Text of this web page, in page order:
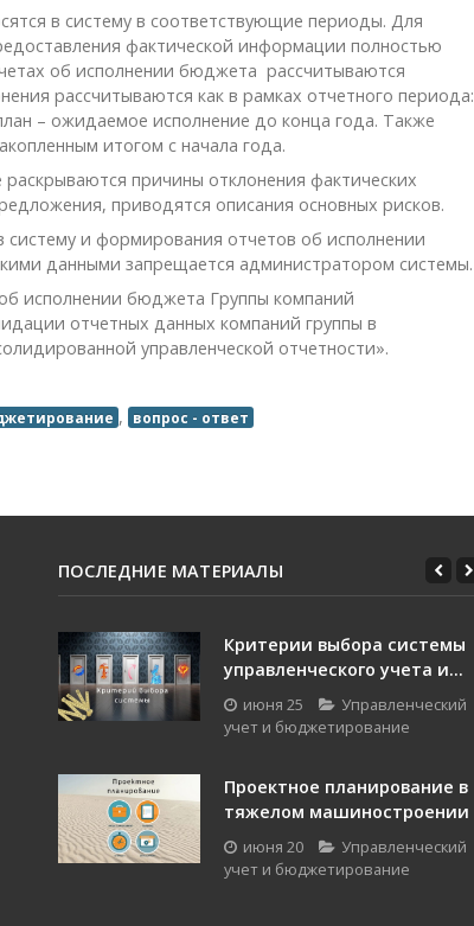
в систему в соответствующие периоды. Для
фактической информации полностью
об исполнении бюджета рассчитываются
рассчитываются как в рамках отчетного периода:
– ожидаемое исполнение до конца года. Также
итогом с начала года.
причины отклонения фактических
приводятся описания основных рисков.
и формирования отчетов об исполнении
данными запрещается администратором системы.
исполнении бюджета Группы компаний
отчетных данных компаний группы в
управленческой отчетности».
, вопрос - ответ
ПОСЛЕДНИЕ МАТЕРИАЛЫ
Критерии выбора системы
управленческого учета и...
июня 25
Управленческий
учет и бюджетирование
Проектное планирование в
тяжелом машиностроении
июня 20
Управленческий
учет и бюджетирование